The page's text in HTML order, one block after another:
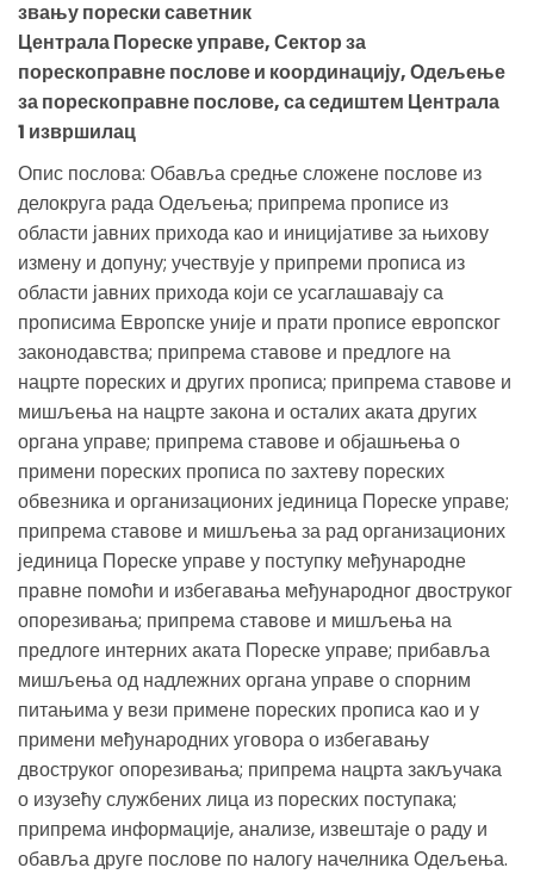
звању порески саветник
Централа Пореске управе, Сектор за
порескоправне послове и координацију, Одељење
за порескоправне послове, са седиштем Централа
1 извршилац
Опис послова: Обавља средње сложене послове из
делокруга рада Одељења; припрема прописе из
области јавних прихода као и иницијативе за њихову
измену и допуну; учествује у припреми прописа из
области јавних прихода који се усаглашавају са
прописима Европске уније и прати прописе европског
законодавства; припрема ставове и предлоге на
нацрте пореских и других прописа; припрема ставове и
мишљења на нацрте закона и осталих аката других
органа управе; припрема ставове и објашњења о
примени пореских прописа по захтеву пореских
обвезника и организационих јединица Пореске управе;
припрема ставове и мишљења за рад организационих
јединица Пореске управе у поступку међународне
правне помоћи и избегавања међународног двоструког
опорезивања; припрема ставове и мишљења на
предлоге интерних аката Пореске управе; прибавља
мишљења од надлежних органа управе о спорним
питањима у вези примене пореских прописа као и у
примени међународних уговора о избегавању
двоструког опорезивања; припрема нацрта закључака
о изузећу службених лица из пореских поступака;
припрема информације, анализе, извештаје о раду и
обавља друге послове по налогу начелника Одељења.